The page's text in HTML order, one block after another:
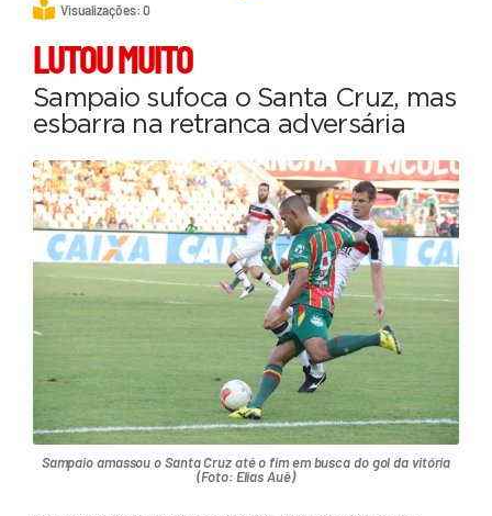
Visualizações: 0
LUTOU MUITO
Sampaio sufoca o Santa Cruz, mas
esbarra na retranca adversária
Sampaio amassou o Santa Cruz até o fim em busca do gol da vitória
(Foto: Elias Auê)